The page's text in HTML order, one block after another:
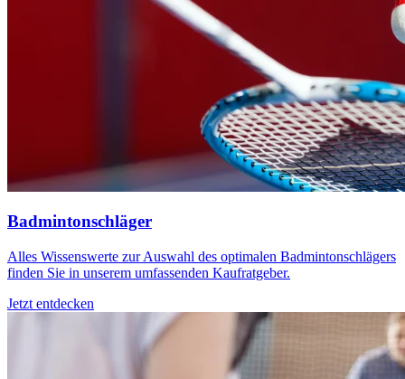
Badmintonschläger
Alles Wissenswerte zur Auswahl des optimalen Badmintonschlägers
finden Sie in unserem umfassenden Kaufratgeber.
Jetzt entdecken